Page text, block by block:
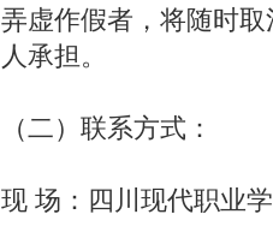
弄虚作假者，将随时
人承担。
（二）联系方式：
现 场：四川现代职业